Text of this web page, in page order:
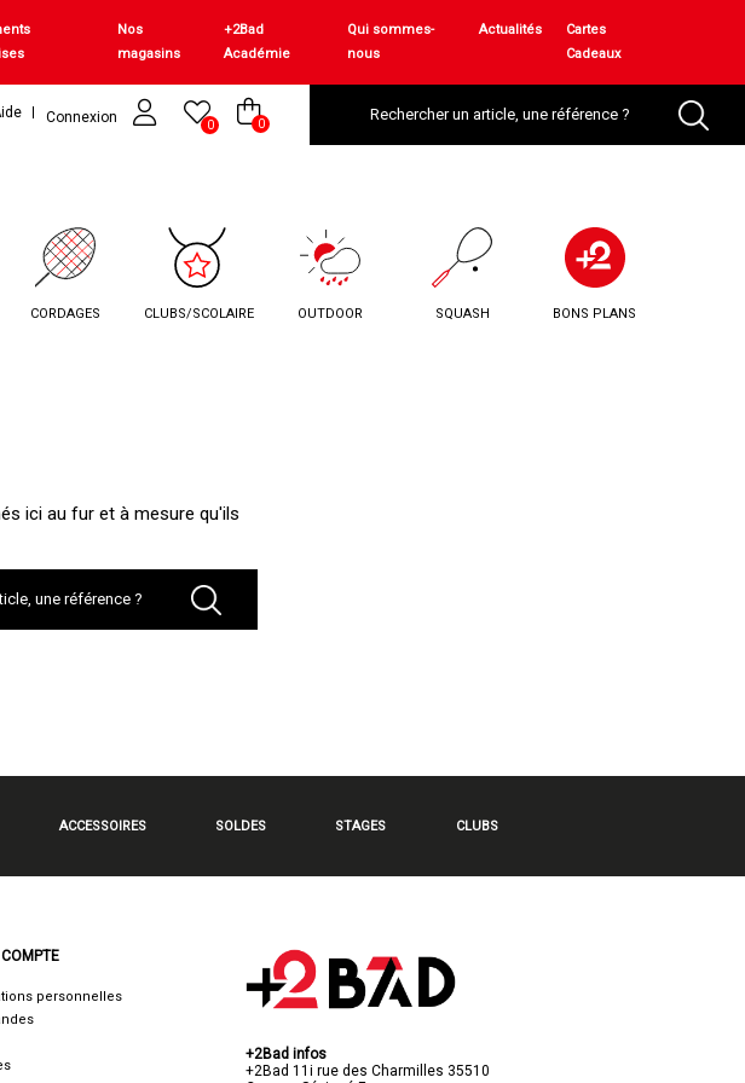
Nos
magasins
+2Bad
Académie
Qui sommes-
nous
Actualités
Cartes
Cadeaux
Connexion 0 0
CORDAGES CLUBS/SCOLAIRE OUTDOOR SQUASH BONS PLANS
ici au fur et à mesure qu'ils
ACCESSOIRES SOLDES STAGES CLUBS
personnelles
+2Bad infos
+2Bad 11i rue des Charmilles 35510